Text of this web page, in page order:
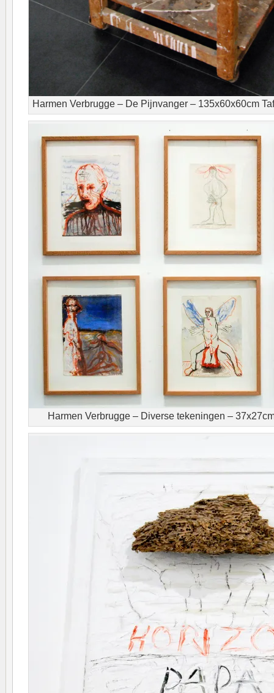
Harmen Verbrugge – De Pijnvanger – 135x60x60cm
Harmen Verbrugge – Diverse tekeningen –